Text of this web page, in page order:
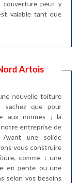
couverture peut y
valable tant que
Artois
nouvelle toiture
sachez que pour
aux normes ; la
notre entreprise de
Ayant une solide
vous construire
comme : une
en pente ou une
selon vos besoins